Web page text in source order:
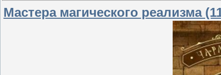
Мастера магического реализма